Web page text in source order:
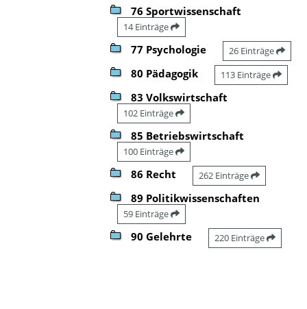
76 Sportwissenschaft
14 Einträge
77 Psychologie 26 Einträge
80 Pädagogik 113 Einträge
83 Volkswirtschaft
102 Einträge
85 Betriebswirtschaft
100 Einträge
86 Recht 262 Einträge
89 Politikwissenschaften
59 Einträge
90 Gelehrte 220 Einträge